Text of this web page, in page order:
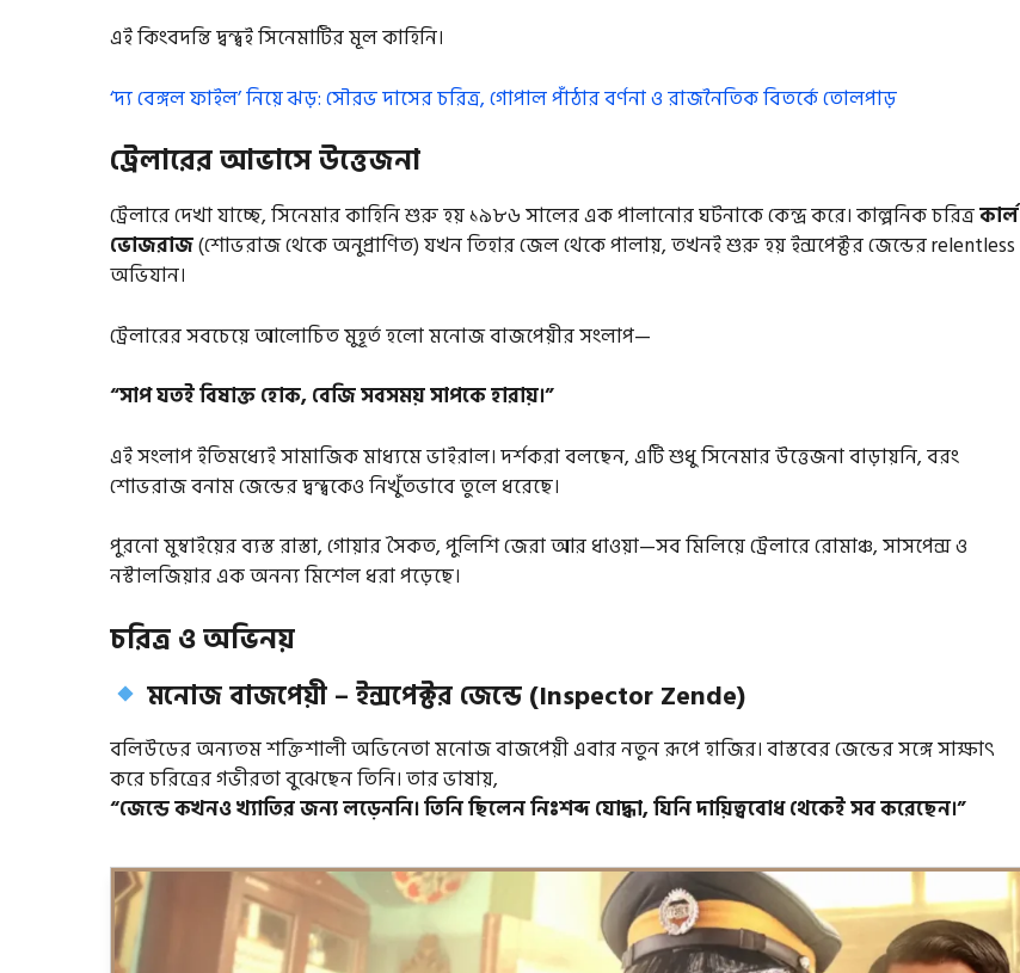
এই কিংবদন্তি দ্বন্দ্বই সিনেমাটির মূল কাহিনি।
‘দ্য বেঙ্গল ফাইল’ নিয়ে ঝড়: সৌরভ দাসের চরিত্র, গোপাল পাঁঠার বর্ণনা ও রাজনৈতিক বিতর্কে তোলপাড়
ট্রেলারের আভাসে উত্তেজনা
ট্রেলারে দেখা যাচ্ছে, সিনেমার কাহিনি শুরু হয় ১৯৮৬ সালের এক পালানোর ঘটনাকে কেন্দ্র করে। কাল্পনিক চরিত্রকার্ল
ভোজরাজ(শোভরাজ থেকে অনুপ্রাণিত) যখন তিহার জেল থেকে পালায়, তখনই শুরু হয় ইন্সপেক্টর জেন্ডের relentless
অভিযান।
ট্রেলারের সবচেয়ে আলোচিত মুহূর্ত হলো মনোজ বাজপেয়ীর সংলাপ—
“সাপ যতই বিষাক্ত হোক, বেজি সবসময় সাপকে হারায়।”
এই সংলাপ ইতিমধ্যেই সামাজিক মাধ্যমে ভাইরাল। দর্শকরা বলছেন, এটি শুধু সিনেমার উত্তেজনা বাড়ায়নি, বরং
শোভরাজ বনাম জেন্ডের দ্বন্দ্বকেও নিখুঁতভাবে তুলে ধরেছে।
পুরনো মুম্বাইয়ের ব্যস্ত রাস্তা, গোয়ার সৈকত, পুলিশি জেরা আর ধাওয়া—সব মিলিয়ে ট্রেলারে রোমাঞ্চ, সাসপেন্স ও
নস্টালজিয়ার এক অনন্য মিশেল ধরা পড়েছে।
চরিত্র ও অভিনয়
মনোজ বাজপেয়ী – ইন্সপেক্টর জেন্ডে (Inspector Zende)
বলিউডের অন্যতম শক্তিশালী অভিনেতা মনোজ বাজপেয়ী এবার নতুন রূপে হাজির। বাস্তবের জেন্ডের সঙ্গে সাক্ষাৎ
করে চরিত্রের গভীরতা বুঝেছেন তিনি। তার ভাষায়,
“জেন্ডে কখনও খ্যাতির জন্য লড়েননি। তিনি ছিলেন নিঃশব্দ যোদ্ধা, যিনি দায়িত্ববোধ থেকেই সব করেছেন।”